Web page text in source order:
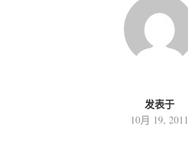
发表于
10月 19, 2011